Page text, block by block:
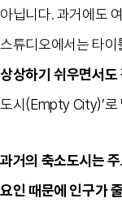
아닙니다. 과거에도
스튜디오에서는 타
상상하기 쉬우면서도
도시(Empty City)’로
과거의 축소도시는
요인 때문에 인구가